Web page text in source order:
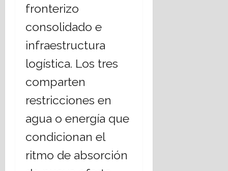
fronterizo
consolidado e
infraestructura
logística. Los tres
comparten
restricciones en
agua o energía que
condicionan el
ritmo de absorción